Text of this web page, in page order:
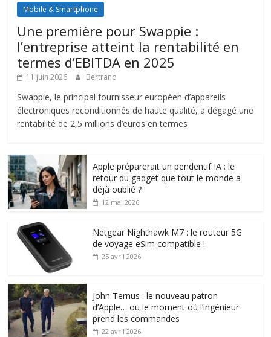
Mobile & Smartphone
Une première pour Swappie :
l’entreprise atteint la rentabilité en
termes d’EBITDA en 2025
11 juin 2026 Bertrand
Swappie, le principal fournisseur européen d’appareils
électroniques reconditionnés de haute qualité, a dégagé une
rentabilité de 2,5 millions d’euros en termes
Apple préparerait un pendentif IA : le
retour du gadget que tout le monde a
déjà oublié ?
12 mai 2026
Netgear Nighthawk M7 : le routeur 5G
de voyage eSim compatible !
25 avril 2026
John Ternus : le nouveau patron
d’Apple… ou le moment où l’ingénieur
prend les commandes
22 avril 2026